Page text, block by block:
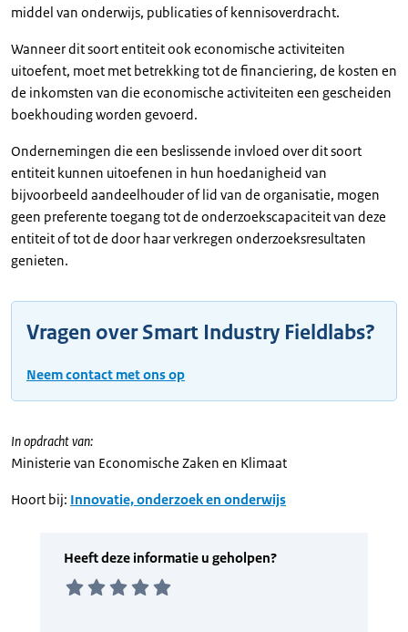
middel van onderwijs, publicaties of kennisoverdracht.
Wanneer dit soort entiteit ook economische activiteiten
uitoefent, moet met betrekking tot de financiering, de kosten en
de inkomsten van die economische activiteiten een gescheiden
boekhouding worden gevoerd.
Ondernemingen die een beslissende invloed over dit soort
entiteit kunnen uitoefenen in hun hoedanigheid van
bijvoorbeeld aandeelhouder of lid van de organisatie, mogen
geen preferente toegang tot de onderzoekscapaciteit van deze
entiteit of tot de door haar verkregen onderzoeksresultaten
genieten.
Vragen over Smart Industry Fieldlabs?
Neem contact met ons op
In opdracht van:
Ministerie van Economische Zaken en Klimaat
Hoort bij: Innovatie, onderzoek en onderwijs